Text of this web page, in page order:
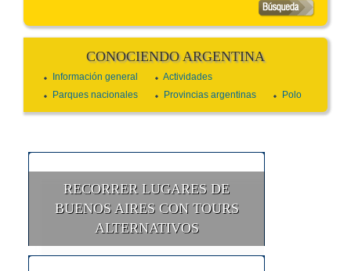
CONOCIENDO ARGENTINA
Información general
Actividades
Parques nacionales
Provincias argentinas Polo
RECORRER LUGARES DE
BUENOS AIRES CON TOURS
ALTERNATIVOS